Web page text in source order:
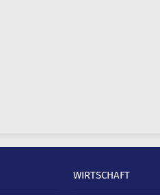
WIRTSCHAFT